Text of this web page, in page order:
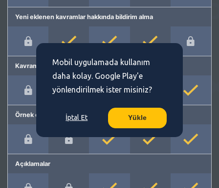
Yeni eklenen kavramlar hakkında bildirim alma
Kavram önerme
Örnek cümleler
Açıklamalar
Mobil uygulamada kullanım
daha kolay. Google Play'e
yönlendirilmek ister misiniz?
İptal Et Yükle